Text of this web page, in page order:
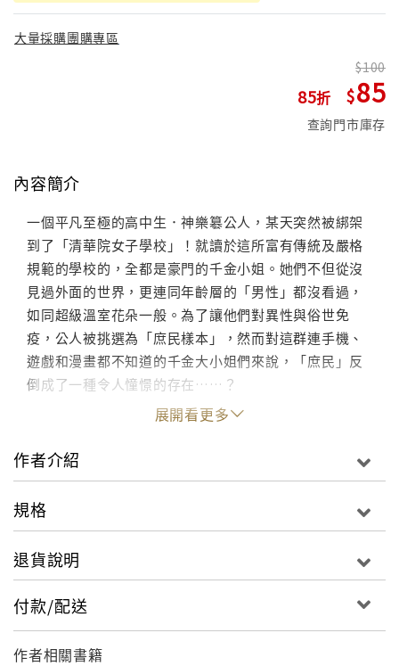
大量採購團購專區
85
100
85
查詢門市庫存
內容簡介
一個平凡至極的高中生．神樂簒公人，某天突然被綁架
到了「清華院女子學校」！就讀於這所富有傳統及嚴格
規範的學校的，全都是豪門的千金小姐。她們不但從沒
見過外面的世界，更連同年齡層的「男性」都沒看過，
如同超級溫室花朵一般。為了讓他們對異性與俗世免
疫，公人被挑選為「庶民樣本」，然而對這群連手機、
遊戲和漫畫都不知道的千金大小姐們來說，「庶民」反
倒成了一種令人憧憬的存在……？
展開看更多
作者介紹
規格
退貨說明
付款/配送
作者相關書籍